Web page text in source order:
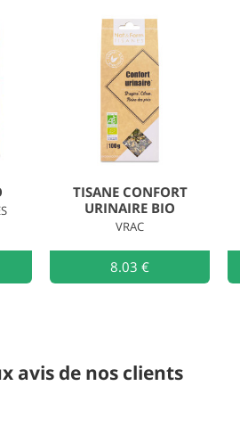
Ajouter au
TISANE CONFORT
URINAIRE BIO
VRAC
8.03 €
avis de nos clients